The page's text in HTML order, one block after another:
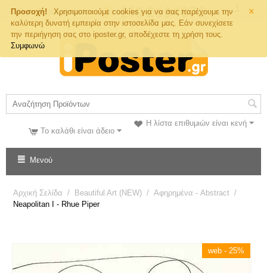
×
Προσοχή!
Χρησιμοποιούμε cookies για να σας παρέχουμε την
καλύτερη δυνατή εμπειρία στην ιστοσελίδα μας. Εάν συνεχίσετε
την περιήγηση σας στο iposter.gr, αποδέχεστε τη χρήση τους.
Συμφωνώ
Τηλ. Παραγγελιών
Η λίστα επιθυμιών είναι κενή
Το καλάθι είναι άδειο
Μενού
Αρχική Σελίδα / Beautiful Art (NEW) / Αφηρημένα - Abstract /
Neapolitan I - Rhue Piper
web - 25%